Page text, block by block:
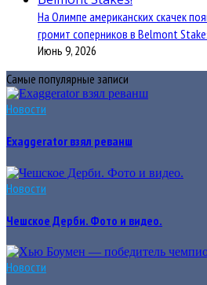
На Олимпе американских скачек
громит соперников в Belmont
Июнь 9, 2026
Самые популярные записи
Новости
Exaggerator взял реванш
Новости
Чешское Дерби. Фото и видео.
Новости